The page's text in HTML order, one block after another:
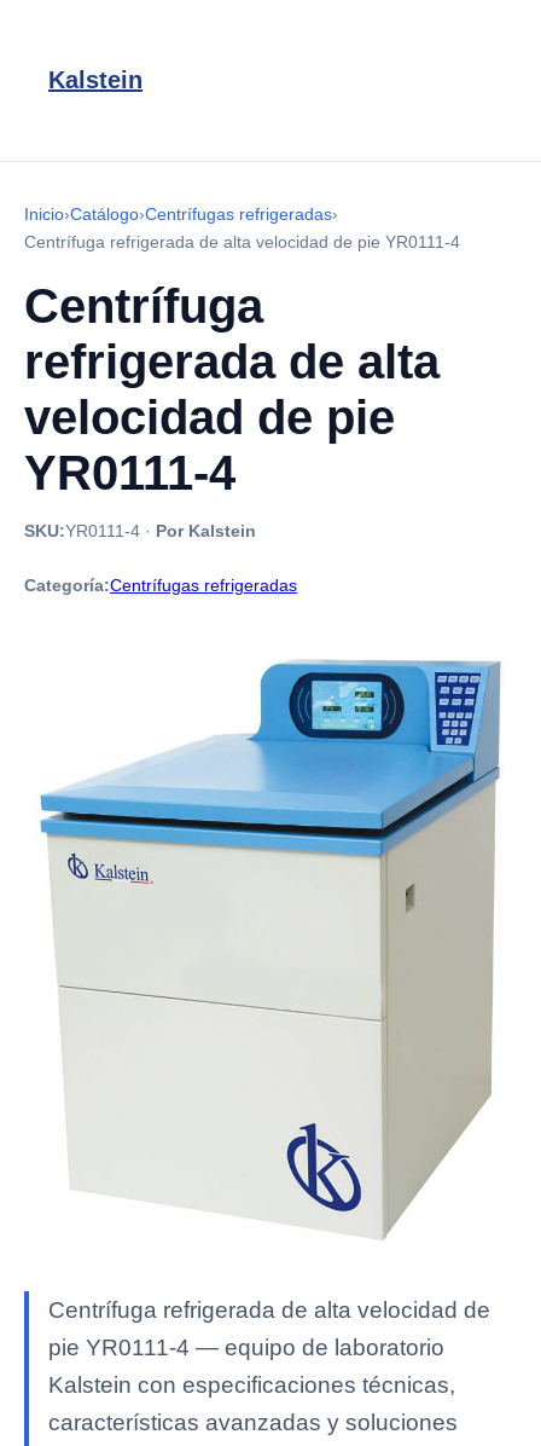
Kalstein
Inicio›Catálogo›Centrífugas refrigeradas›
Centrífuga refrigerada de alta velocidad de pie YR0111-4
Centrífuga
refrigerada de alta
velocidad de pie
YR0111-4
SKU:YR0111-4 · Por Kalstein
Categoría:Centrífugas refrigeradas
Centrífuga refrigerada de alta velocidad de
pie YR0111-4 — equipo de laboratorio
Kalstein con especificaciones técnicas,
características avanzadas y soluciones